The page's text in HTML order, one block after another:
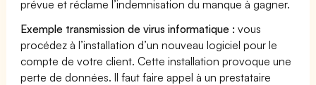
prévue et réclame l’indemnisation du manque à gagner.
Exemple transmission de virus informatique : vous
procédez à l’installation d’un nouveau logiciel pour le
compte de votre client. Cette installation provoque une
perte de données. Il faut faire appel à un prestataire